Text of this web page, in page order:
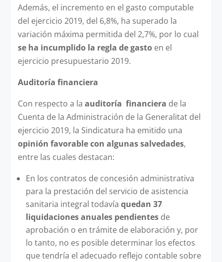
Además, el incremento en el gasto computable
del ejercicio 2019, del 6,8%, ha superado la
variación máxima permitida del 2,7%, por lo cual
se ha incumplido la regla de gastoen el
ejercicio presupuestario 2019.
Auditoría financiera
Con respecto a la auditoría financiera de la
Cuenta de la Administración de la Generalitat del
ejercicio 2019, la Sindicatura ha emitido una
opinión favorable con algunas salvedades,
entre las cuales destacan:
En los contratos de concesión administrativa
para la prestación del servicio de asistencia
sanitaria integral todavía quedan 37
liquidaciones anuales pendientesde
aprobación o en trámite de elaboración y, por
lo tanto, no es posible determinar los efectos
que tendría el adecuado reflejo contable sobre